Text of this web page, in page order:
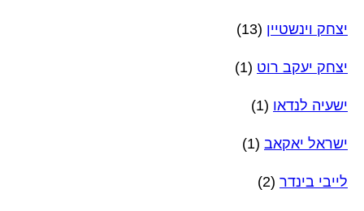
יצחק וינשטיין (13)
יצחק יעקב רוט (1)
ישעיה לנדאו (1)
ישראל יאקאב (1)
לייבי בינדר (2)